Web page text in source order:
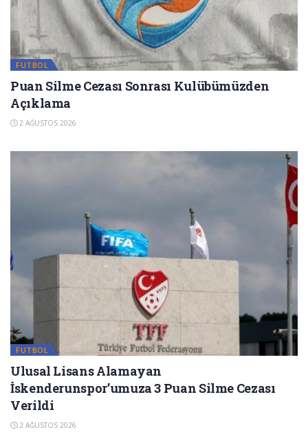
FUTBOL
Puan Silme Cezası Sonrası Kulübümüzden
Açıklama
2 AĞUSTOS 2026
FUTBOL
Ulusal Lisans Alamayan
İskenderunspor’umuza 3 Puan Silme Cezası
Verildi
2 AĞUSTOS 2026